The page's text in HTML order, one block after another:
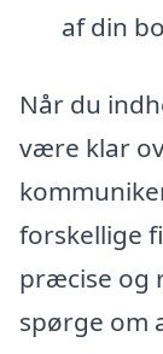
af din
Når du
være klar
forskellige
præcise og
spørge om